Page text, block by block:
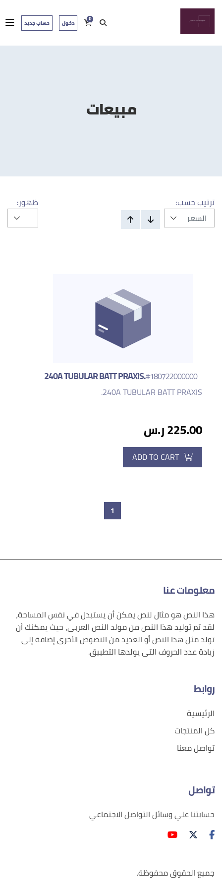
0 دخول حساب جديد
مبيعات
ترتيب حسب: ظهور:
240A TUBULAR BATT PRAXIS.#180722000000
240A TUBULAR BATT PRAXIS.
225.00 ر.س
ADD TO CART
1
معلومات عنا
هذا النص هو مثال لنص يمكن أن يستبدل في نفس المساحة،
لقد تم توليد هذا النص من مولد النص العربى، حيث يمكنك أن
تولد مثل هذا النص أو العديد من النصوص الأخرى إضافة إلى
زيادة عدد الحروف التى يولدها التطبيق.
روابط
الرئيسية
كل المنتجات
تواصل معنا
تواصل
حسابتنا علي وسائل التواصل الاجتماعي
جميع الحقوق محفوظة.